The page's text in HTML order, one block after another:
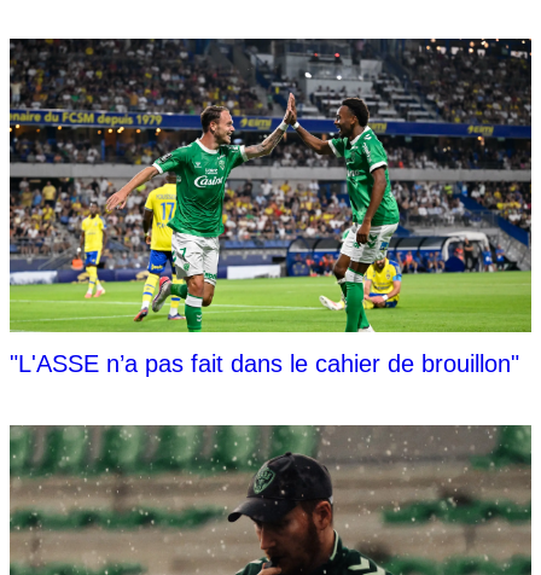
"L'ASSE n’a pas fait dans le cahier de brouillon"